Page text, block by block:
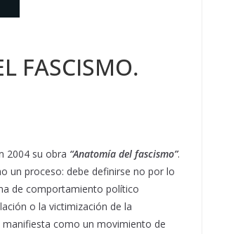
FASCISMO.
2004 su obra “Anatomía del fascismo”.
un proceso: debe definirse no por lo
de comportamiento político
o la victimización de la
manifiesta como un movimiento de